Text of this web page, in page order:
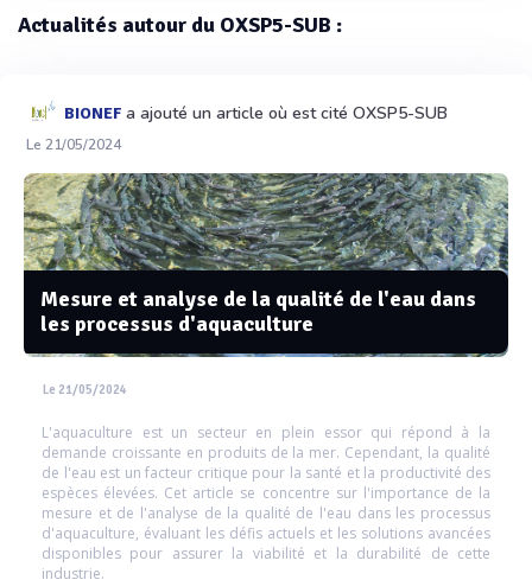
Actualités autour du OXSP5-SUB :
BIONEF a ajouté un article où est cité OXSP5-SUB
Le 21/05/2024
Mesure et analyse de la qualité de l'eau dans
les processus d'aquaculture
Le 21/05/2024
L'aquaculture est un secteur en plein essor qui répond à la
demande croissante en produits de la mer. Cependant, la qualité
de l'eau est un facteur critique pour la santé et la productivité des
espèces élevées. Cet article se concentre sur l'importance de la
mesure et de l'analyse de la qualité de l'eau dans les processus
d'aquaculture, évaluant les défis actuels et les solutions avancées
disponibles pour assurer la viabilité et la durabilité de cette
industrie.